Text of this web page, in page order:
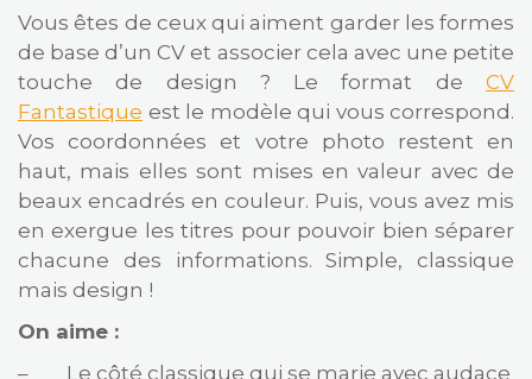
Vous êtes de ceux qui aiment garder les formes
de base d’un CV et associer cela avec une petite
touche de design ? Le format de CV
Fantastique est le modèle qui vous correspond.
Vos coordonnées et votre photo restent en
haut, mais elles sont mises en valeur avec de
beaux encadrés en couleur. Puis, vous avez mis
en exergue les titres pour pouvoir bien séparer
chacune des informations. Simple, classique
mais design !
On aime :
– Le côté classique qui se marie avec audace